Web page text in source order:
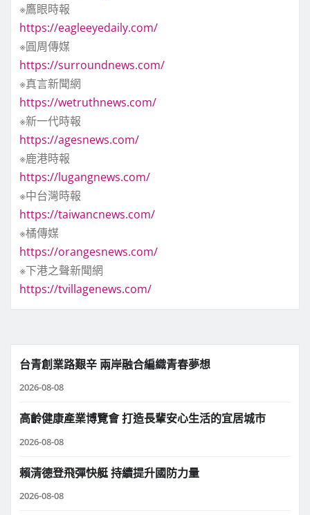
※鷹眼時報
https://eagleeyedaily.com/
※圓周傳媒
https://surroundnews.com/
※真言新聞網
https://wetruthnews.com/
※新一代時報
https://agesnews.com/
※鹿港時報
https://lugangnews.com/
※中台灣時報
https://taiwancnews.com/
※橘傳媒
https://orangesnews.com/
※下港之聲新聞網
https://tvillagenews.com/
台青創業路艱辛 兩岸融合編織青春夢想
2026-08-08
高齡健康產業博覽會 打造長輩安心生活的宜居城市
2026-08-08
賴清德登飛彈快艇 持續提升國防力量
2026-08-08